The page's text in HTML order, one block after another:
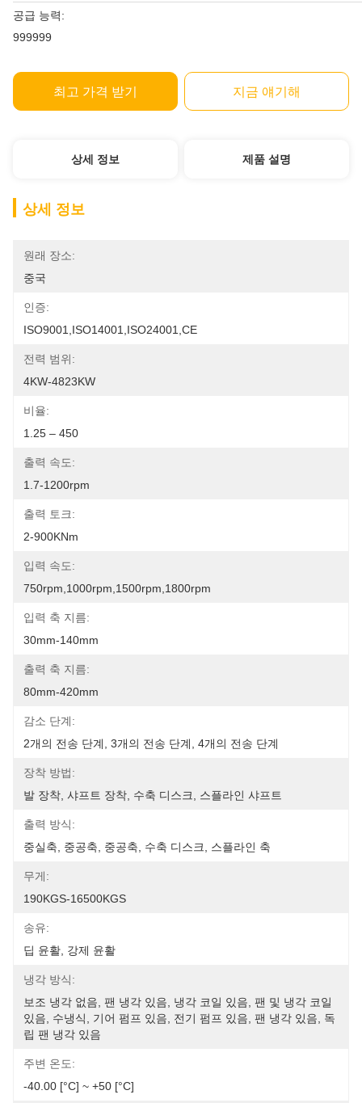
공급 능력:
999999
최고 가격 받기 지금 얘기해
상세 정보 제품 설명
상세 정보
원래 장소:
중국
인증:
ISO9001,ISO14001,ISO24001,CE
전력 범위:
4KW-4823KW
비율:
1.25 – 450
출력 속도:
1.7-1200rpm
출력 토크:
2-900KNm
입력 속도:
750rpm,1000rpm,1500rpm,1800rpm
입력 축 지름:
30mm-140mm
출력 축 지름:
80mm-420mm
감소 단계:
2개의 전송 단계, 3개의 전송 단계, 4개의 전송 단계
장착 방법:
발 장착, 샤프트 장착, 수축 디스크, 스플라인 샤프트
출력 방식:
중실축, 중공축, 중공축, 수축 디스크, 스플라인 축
무게:
190KGS-16500KGS
송유:
딥 윤활, 강제 윤활
냉각 방식:
보조 냉각 없음, 팬 냉각 있음, 냉각 코일 있음, 팬 및 냉각 코일
있음, 수냉식, 기어 펌프 있음, 전기 펌프 있음, 팬 냉각 있음, 독
립 팬 냉각 있음
주변 온도:
-40.00 [°C] ~ +50 [°C]